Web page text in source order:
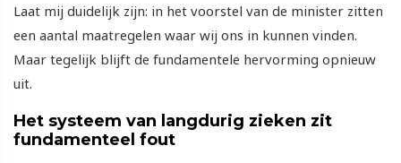
Laat mij duidelijk zijn: in het voorstel van de minister zitten
een aantal maatregelen waar wij ons in kunnen vinden.
Maar tegelijk blijft de fundamentele hervorming opnieuw
uit.
Het systeem van langdurig zieken zit
fundamenteel fout